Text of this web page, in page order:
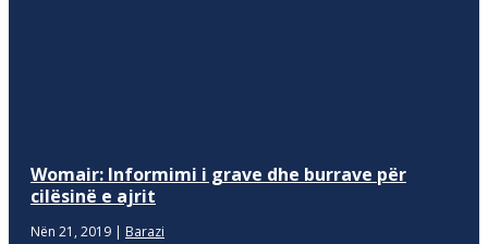
Womair: Informimi i grave dhe burrave për
cilësinë e ajrit
Nën 21, 2019 | Barazi